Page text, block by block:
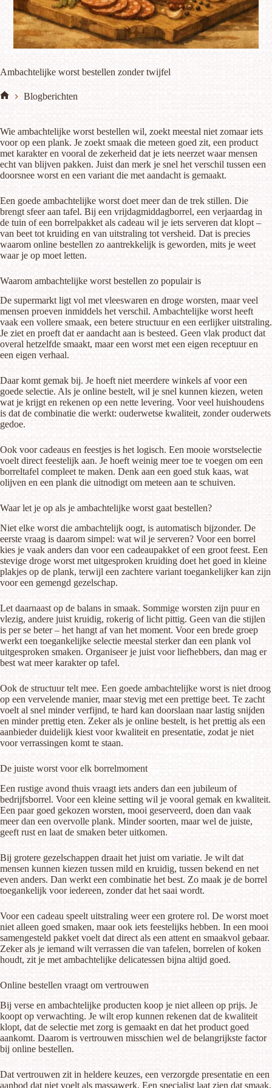
Ambachtelijke worst bestellen zonder twijfel
Blogberichten
Wie ambachtelijke worst bestellen wil, zoekt meestal niet zomaar iets
voor op een plank. Je zoekt smaak die meteen goed zit, een product
met karakter en vooral de zekerheid dat je iets neerzet waar mensen
echt van blijven pakken. Juist dan merk je snel het verschil tussen een
doorsnee worst en een variant die met aandacht is gemaakt.
Een goede ambachtelijke worst doet meer dan de trek stillen. Die
brengt sfeer aan tafel. Bij een vrijdagmiddagborrel, een verjaardag in
de tuin of een borrelpakket als cadeau wil je iets serveren dat klopt –
van beet tot kruiding en van uitstraling tot versheid. Dat is precies
waarom online bestellen zo aantrekkelijk is geworden, mits je weet
waar je op moet letten.
Waarom ambachtelijke worst bestellen zo populair is
De supermarkt ligt vol met vleeswaren en droge worsten, maar veel
mensen proeven inmiddels het verschil. Ambachtelijke worst heeft
vaak een vollere smaak, een betere structuur en een eerlijker uitstraling.
Je ziet en proeft dat er aandacht aan is besteed. Geen vlak product dat
overal hetzelfde smaakt, maar een worst met een eigen receptuur en
een eigen verhaal.
Daar komt gemak bij. Je hoeft niet meerdere winkels af voor een
goede selectie. Als je online bestelt, wil je snel kunnen kiezen, weten
wat je krijgt en rekenen op een nette levering. Voor veel huishoudens
is dat de combinatie die werkt: ouderwetse kwaliteit, zonder ouderwets
gedoe.
Ook voor cadeaus en feestjes is het logisch. Een mooie worstselectie
voelt direct feestelijk aan. Je hoeft weinig meer toe te voegen om een
borreltafel compleet te maken. Denk aan een goed stuk kaas, wat
olijven en een plank die uitnodigt om meteen aan te schuiven.
Waar let je op als je ambachtelijke worst gaat bestellen?
Niet elke worst die ambachtelijk oogt, is automatisch bijzonder. De
eerste vraag is daarom simpel: wat wil je serveren? Voor een borrel
kies je vaak anders dan voor een cadeaupakket of een groot feest. Een
stevige droge worst met uitgesproken kruiding doet het goed in kleine
plakjes op de plank, terwijl een zachtere variant toegankelijker kan zijn
voor een gemengd gezelschap.
Let daarnaast op de balans in smaak. Sommige worsten zijn puur en
vlezig, andere juist kruidig, rokerig of licht pittig. Geen van die stijlen
is per se beter – het hangt af van het moment. Voor een brede groep
werkt een toegankelijke selectie meestal sterker dan een plank vol
uitgesproken smaken. Organiseer je juist voor liefhebbers, dan mag er
best wat meer karakter op tafel.
Ook de structuur telt mee. Een goede ambachtelijke worst is niet droog
op een vervelende manier, maar stevig met een prettige beet. Te zacht
voelt al snel minder verfijnd, te hard kan doorslaan naar lastig snijden
en minder prettig eten. Zeker als je online bestelt, is het prettig als een
aanbieder duidelijk kiest voor kwaliteit en presentatie, zodat je niet
voor verrassingen komt te staan.
De juiste worst voor elk borrelmoment
Een rustige avond thuis vraagt iets anders dan een jubileum of
bedrijfsborrel. Voor een kleine setting wil je vooral gemak en kwaliteit.
Een paar goed gekozen worsten, mooi geserveerd, doen dan vaak
meer dan een overvolle plank. Minder soorten, maar wel de juiste,
geeft rust en laat de smaken beter uitkomen.
Bij grotere gezelschappen draait het juist om variatie. Je wilt dat
mensen kunnen kiezen tussen mild en kruidig, tussen bekend en net
even anders. Dan werkt een combinatie het best. Zo maak je de borrel
toegankelijk voor iedereen, zonder dat het saai wordt.
Voor een cadeau speelt uitstraling weer een grotere rol. De worst moet
niet alleen goed smaken, maar ook iets feestelijks hebben. In een mooi
samengesteld pakket voelt dat direct als een attent en smaakvol gebaar.
Zeker als je iemand wilt verrassen die van tafelen, borrelen of koken
houdt, zit je met ambachtelijke delicatessen bijna altijd goed.
Online bestellen vraagt om vertrouwen
Bij verse en ambachtelijke producten koop je niet alleen op prijs. Je
koopt op verwachting. Je wilt erop kunnen rekenen dat de kwaliteit
klopt, dat de selectie met zorg is gemaakt en dat het product goed
aankomt. Daarom is vertrouwen misschien wel de belangrijkste factor
bij online bestellen.
Dat vertrouwen zit in heldere keuzes, een verzorgde presentatie en een
aanbod dat niet voelt als massawerk. Een specialist laat zien dat smaak,